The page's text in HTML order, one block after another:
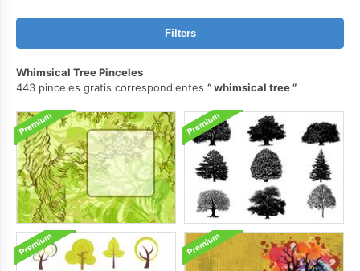
Filters
Whimsical Tree Pinceles
443 pinceles gratis correspondientes
whimsical tree